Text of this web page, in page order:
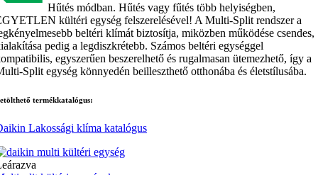
Hűtés módban. Hűtés vagy fűtés több helyiségben,
kültéri egység felszerelésével! A Multi-Split rendszer a
beltéri klímát biztosítja, miközben működése csendes,
pedig a legdiszkrétebb. Számos beltéri egységgel
egyszerűen beszerelhető és rugalmasan ütemezhető, így a
Split egység könnyedén beilleszthető otthonába és életstílusába.
termékkatalógus:
Lakossági klíma katalógus